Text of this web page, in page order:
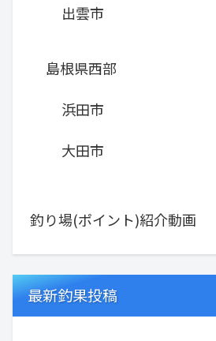
出雲市
島根県西部
浜田市
大田市
釣り場(ポイント)紹介動画
最新釣果投稿